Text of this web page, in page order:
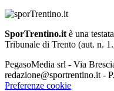
SporTrentino.it è una
Tribunale di Trento (aut. n.
PegasoMedia srl - Via
redazione@sportrentino.it -
Preferenze cookie